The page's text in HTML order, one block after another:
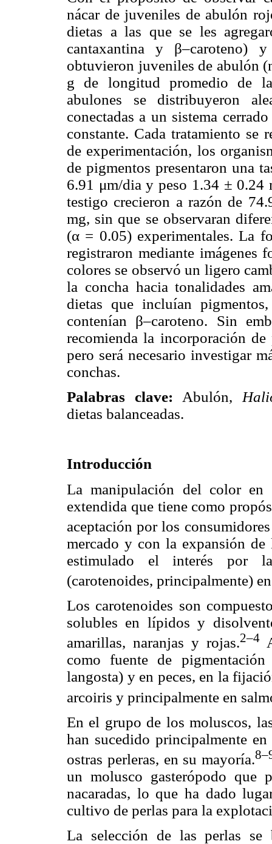
nácar de juveniles de abulón
dietas a las que se les
cantaxantina y β–caroteno)
obtuvieron juveniles de abulón
g de longitud promedio de
abulones se distribuyeron
conectadas a un sistema
constante. Cada tratamiento se
de experimentación, los
de pigmentos presentaron una
6.91 μm/dia y peso 1.34 ± 0.24
testigo crecieron a razón de
mg, sin que se observaran
(α = 0.05) experimentales. La
registraron mediante imágenes
colores se observó un ligero
la concha hacia tonalidades
dietas que incluían
contenían β–caroteno. Sin
recomienda la incorporación
pero será necesario investigar
conchas.
Palabras clave: Abulón,
dietas balanceadas.
Introducción
La manipulación del color en
extendida que tiene como
aceptación por los
mercado y con la expansión
estimulado el interés por
(carotenoides, principalmente)
Los carotenoides son
solubles en lípidos y
amarillas, naranjas y rojas.2–4
como fuente de
langosta) y en peces, en la
arcoiris y principalmente en
En el grupo de los moluscos,
han sucedido principalmente
ostras perleras, en su mayoría.
un molusco gasterópodo que
nacaradas, lo que ha dado
cultivo de perlas para la
La selección de las perlas